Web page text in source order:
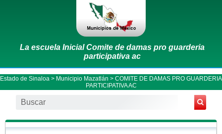
La escuela Inicial Comite de damas pro guarderia
participativa ac
Estado de Sinaloa > Municipio Mazatlán > COMITE DE DAMAS PRO GUARDERIA
PARTICIPATIVA AC